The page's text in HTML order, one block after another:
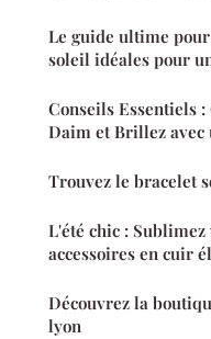
Le guide ultime
soleil idéales pour
Conseils Essentiels :
Daim et Brillez avec
Trouvez le bracelet
L'été chic : Sublimez
accessoires en cuir
Découvrez la
lyon